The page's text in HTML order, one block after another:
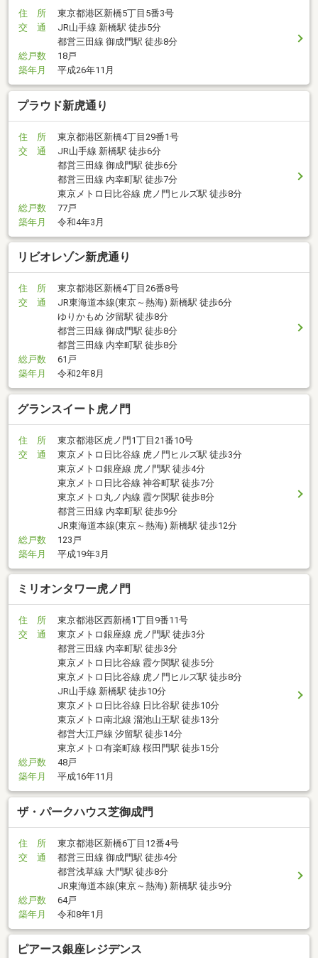
住 所
東京都港区新橋5丁目5番3号
交 通
JR山手線 新橋駅 徒歩5分
都営三田線 御成門駅 徒歩8分
総戸数
18戸
築年月
平成26年11月
プラウド新虎通り
住 所
東京都港区新橋4丁目29番1号
交 通
JR山手線 新橋駅 徒歩6分
都営三田線 御成門駅 徒歩6分
都営三田線 内幸町駅 徒歩7分
東京メトロ日比谷線 虎ノ門ヒルズ駅 徒歩8分
総戸数
77戸
築年月
令和4年3月
リビオレゾン新虎通り
住 所
東京都港区新橋4丁目26番8号
交 通
JR東海道本線(東京～熱海) 新橋駅 徒歩6分
ゆりかもめ 汐留駅 徒歩8分
都営三田線 御成門駅 徒歩8分
都営三田線 内幸町駅 徒歩8分
総戸数
61戸
築年月
令和2年8月
グランスイート虎ノ門
住 所
東京都港区虎ノ門1丁目21番10号
交 通
東京メトロ日比谷線 虎ノ門ヒルズ駅 徒歩3分
東京メトロ銀座線 虎ノ門駅 徒歩4分
東京メトロ日比谷線 神谷町駅 徒歩7分
東京メトロ丸ノ内線 霞ケ関駅 徒歩8分
都営三田線 内幸町駅 徒歩9分
JR東海道本線(東京～熱海) 新橋駅 徒歩12分
総戸数
123戸
築年月
平成19年3月
ミリオンタワー虎ノ門
住 所
東京都港区西新橋1丁目9番11号
交 通
東京メトロ銀座線 虎ノ門駅 徒歩3分
都営三田線 内幸町駅 徒歩3分
東京メトロ日比谷線 霞ケ関駅 徒歩5分
東京メトロ日比谷線 虎ノ門ヒルズ駅 徒歩8分
JR山手線 新橋駅 徒歩10分
東京メトロ日比谷線 日比谷駅 徒歩10分
東京メトロ南北線 溜池山王駅 徒歩13分
都営大江戸線 汐留駅 徒歩14分
東京メトロ有楽町線 桜田門駅 徒歩15分
総戸数
48戸
築年月
平成16年11月
ザ・パークハウス芝御成門
住 所
東京都港区新橋6丁目12番4号
交 通
都営三田線 御成門駅 徒歩4分
都営浅草線 大門駅 徒歩8分
JR東海道本線(東京～熱海) 新橋駅 徒歩9分
総戸数
64戸
築年月
令和8年1月
ピアース銀座レジデンス